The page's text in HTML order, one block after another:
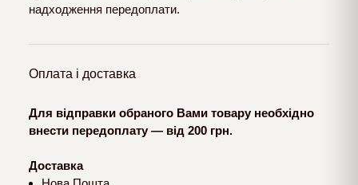
надходження передоплати.
Оплата і доставка
Для відправки обраного Вами товару необхідно
внести передоплату — від 200 грн.
Доставка